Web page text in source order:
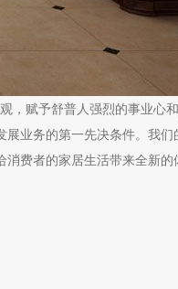
，赋予舒普人强烈的事业心
业务的第一先决条件。我
费者的家居生活带来全新的